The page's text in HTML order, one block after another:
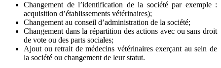
Changement de l’identification de la société par exemple :
acquisition d’établissements vétérinaires);
Changement au conseil d’administration de la société;
Changement dans la répartition des actions avec ou sans droit
de vote ou des parts sociales;
Ajout ou retrait de médecins vétérinaires exerçant au sein de
la société ou changement de leur statut.